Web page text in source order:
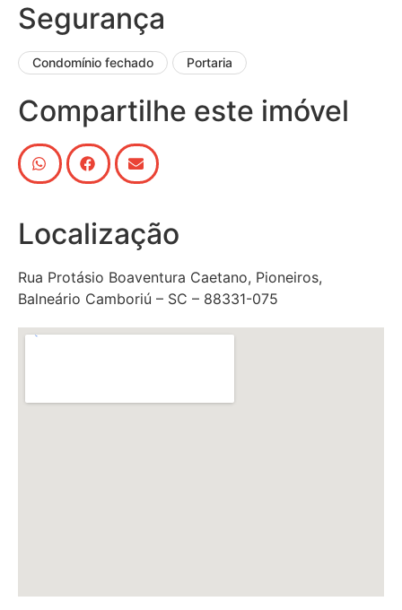
Segurança
Condomínio fechado Portaria
Compartilhe este imóvel
Localização
Rua Protásio Boaventura Caetano, Pioneiros,
Balneário Camboriú – SC – 88331-075